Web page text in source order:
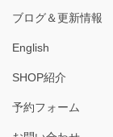
ブログ＆更新情報
English
SHOP紹介
予約フォーム